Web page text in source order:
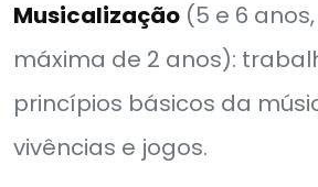
Musicalização (5 e 6
máxima de 2 anos):
princípios básicos da
vivências e jogos.